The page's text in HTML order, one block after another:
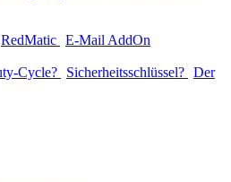
RedMatic E-Mail AddOn
Cycle? Sicherheitsschlüssel? Der